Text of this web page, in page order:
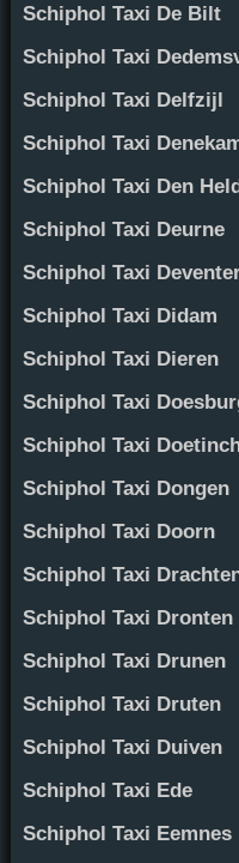
Schiphol Taxi De Bilt
Schiphol Taxi
Schiphol Taxi Delfzijl
Schiphol Taxi
Schiphol Taxi Den
Schiphol Taxi Deurne
Schiphol Taxi
Schiphol Taxi Didam
Schiphol Taxi Dieren
Schiphol Taxi
Schiphol Taxi
Schiphol Taxi Dongen
Schiphol Taxi Doorn
Schiphol Taxi
Schiphol Taxi Dronten
Schiphol Taxi Drunen
Schiphol Taxi Druten
Schiphol Taxi Duiven
Schiphol Taxi Ede
Schiphol Taxi Eemnes